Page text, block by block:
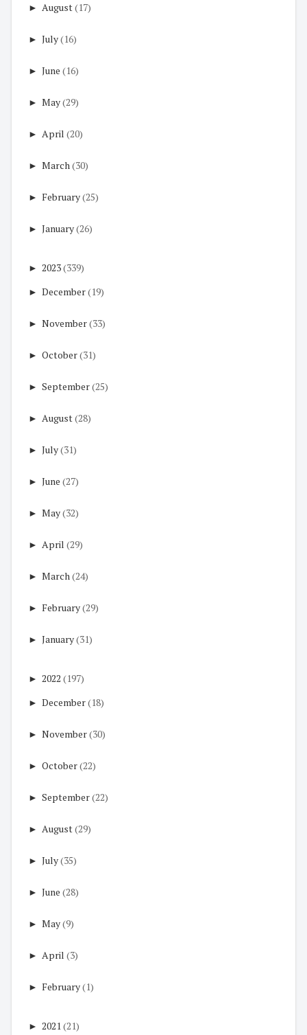
► August(17)
► July(16)
► June (16)
► May(29)
► April (20)
► March(30)
► February(25)
► January(26)
► 2023(339)
► December(19)
► November(33)
► October(31)
► September(25)
► August(28)
► July(31)
► June (27)
► May(32)
► April (29)
► March(24)
► February(29)
► January(31)
► 2022 (197)
► December(18)
► November(30)
► October(22)
► September(22)
► August(29)
► July(35)
► June (28)
► May(9)
► April (3)
► February(1)
► 2021 (21)